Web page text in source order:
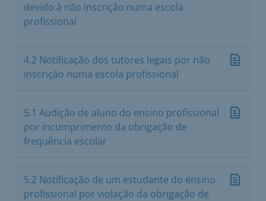
devido à não inscrição numa escola
profissional
4.2 Notificação dos tutores legais por não
inscrição numa escola profissional
5.1 Audição de aluno do ensino profissional
por incumprimento da obrigação de
frequência escolar
5.2 Notificação de um estudante do ensino
profissional por violação da obrigação de